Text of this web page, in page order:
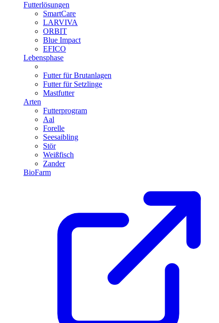
Futterlösungen
SmartCare
LARVIVA
ORBIT
Blue Impact
EFICO
Lebensphase
Futter für Brutanlagen
Futter für Setzlinge
Mastfutter
Arten
Futterprogram
Aal
Forelle
Seesaibling
Stör
Weißfisch
Zander
BioFarm